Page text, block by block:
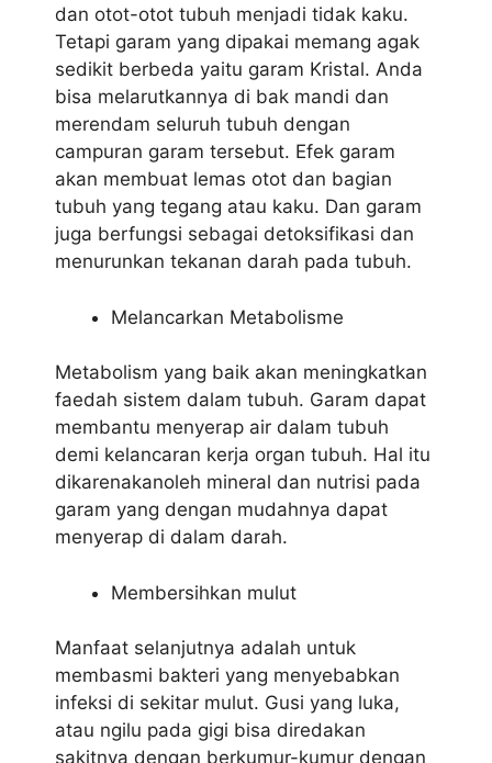
dan otot-otot tubuh menjadi tidak kaku.
Tetapi garam yang dipakai memang agak
sedikit berbeda yaitu garam Kristal. Anda
bisa melarutkannya di bak mandi dan
merendam seluruh tubuh dengan
campuran garam tersebut. Efek garam
akan membuat lemas otot dan bagian
tubuh yang tegang atau kaku. Dan garam
juga berfungsi sebagai detoksifikasi dan
menurunkan tekanan darah pada tubuh.
Melancarkan Metabolisme
Metabolism yang baik akan meningkatkan
faedah sistem dalam tubuh. Garam dapat
membantu menyerap air dalam tubuh
demi kelancaran kerja organ tubuh. Hal itu
dikarenakanoleh mineral dan nutrisi pada
garam yang dengan mudahnya dapat
menyerap di dalam darah.
Membersihkan mulut
Manfaat selanjutnya adalah untuk
membasmi bakteri yang menyebabkan
infeksi di sekitar mulut. Gusi yang luka,
atau ngilu pada gigi bisa diredakan
sakitnya dengan berkumur-kumur dengan